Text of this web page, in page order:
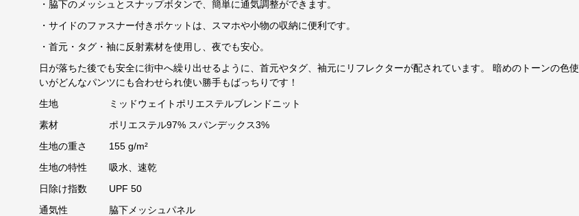
・脇下のメッシュとスナップボタンで、簡単に通気調整ができます。
・サイドのファスナー付きポケットは、スマホや小物の収納に便利です。
・首元・タグ・袖に反射素材を使用し、夜でも安心。
日が落ちた後でも安全に街中へ繰り出せるように、首元やタグ、袖元にリフレクターが配されています。 暗めのトーンの色使
いがどんなパンツにも合わせられ使い勝手もばっちりです！
生地 ミッドウェイトポリエステルブレンドニット
素材 ポリエステル97% スパンデックス3%
生地の重さ 155 g/m²
生地の特性 吸水、速乾
日除け指数 UPF 50
通気性 脇下メッシュパネル